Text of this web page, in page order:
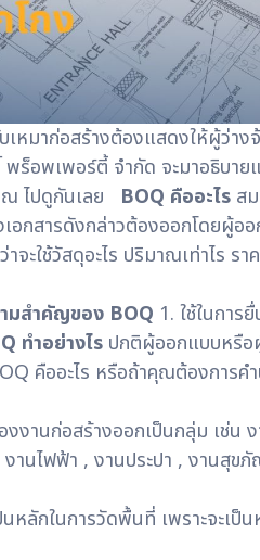
มาก่อสร้างต้องแสดงให้ผู้ว่าง
ร็อพเพอร์ตี้ จำกัด จะมาอธิบาย
ณ ไปดูกันเลย BOQ คืออะไร ส
กสารดังกล่าวต้องออกโดยผู้อ
ะใช้วัสดุอะไร ปริมาณเท่าไร ร
มสำคัญของ BOQ 1. ใช้ในการ
ทำอย่างไร ปกติผู้ออกแบบหรือ
คืออะไร หรือถ้าคุณต้องการ
งานก่อสร้างออกเป็นกลุ่ม เช่น
นไฟฟ้า , งานประปา , งานสุ
ลักในการวัดพื้นที่ เพราะจะเป็